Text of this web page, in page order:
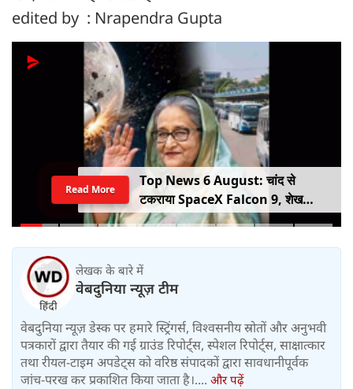
edited by : Nrapendra Gupta
Top News 6 August: चांद से
टकराया SpaceX Falcon 9, शेख
हसीना की घर वापसी का ऐलान, MP में बस
Read More
लेखक के बारे में
वेबदुनिया न्यूज़ टीम
वेबदुनिया न्यूज़ डेस्क पर हमारे स्ट्रिंगर्स, विश्वसनीय स्रोतों और अनुभवी
पत्रकारों द्वारा तैयार की गई ग्राउंड रिपोर्ट्स, स्पेशल रिपोर्ट्स, साक्षात्कार
तथा रीयल-टाइम अपडेट्स को वरिष्ठ संपादकों द्वारा सावधानीपूर्वक
जांच-परख कर प्रकाशित किया जाता है।.... और पढ़ें